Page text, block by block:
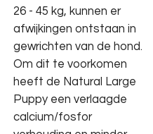
26 - 45 kg, kunnen er
afwijkingen ontstaan in
gewrichten van de hond.
Om dit te voorkomen
heeft de Natural Large
Puppy een verlaagde
calcium/fosfor